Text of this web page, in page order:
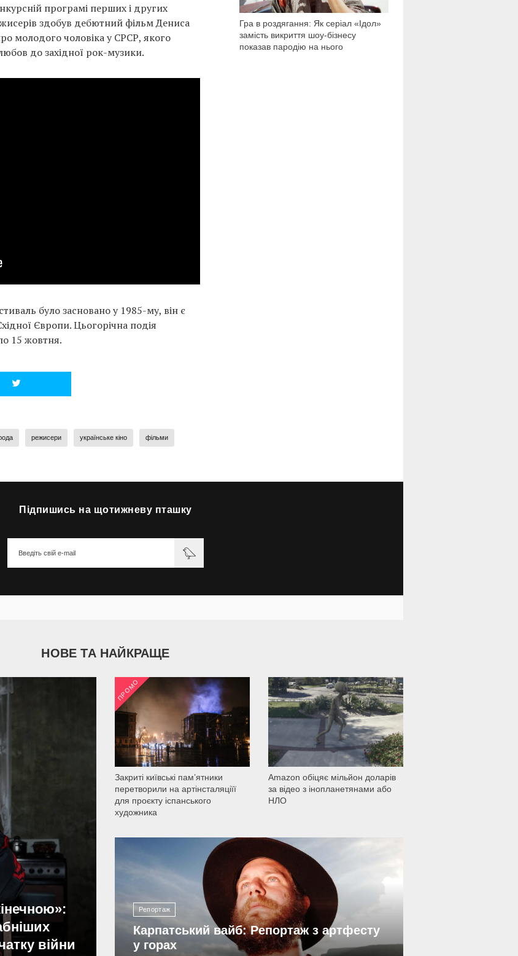
програмі перших і других
здобув дебютний фільм Дениса
молодого чоловіка у СРСР, якого
до західної рок-музики.
було засновано у 1985-му, він є
Європи. Цьогорічна подія
15 жовтня.
режисери українське кіно фільми
Гра в роздягання: Як серіал «Ідол»
замість викриття шоу-бізнесу
показав пародію на нього
Підпишись на щотижневу пташку
НОВЕ ТА НАЙКРАЩЕ
війни
ПРОМО
Закриті київські пам’ятники
перетворили на артінсталяціїї
для проєкту іспанського
художника
2 032
Amazon обіцяє мільйон доларів
за відео з інопланетянами або
НЛО
1 500
Репортаж
Карпатський вайб: Репортаж з артфесту
у горах